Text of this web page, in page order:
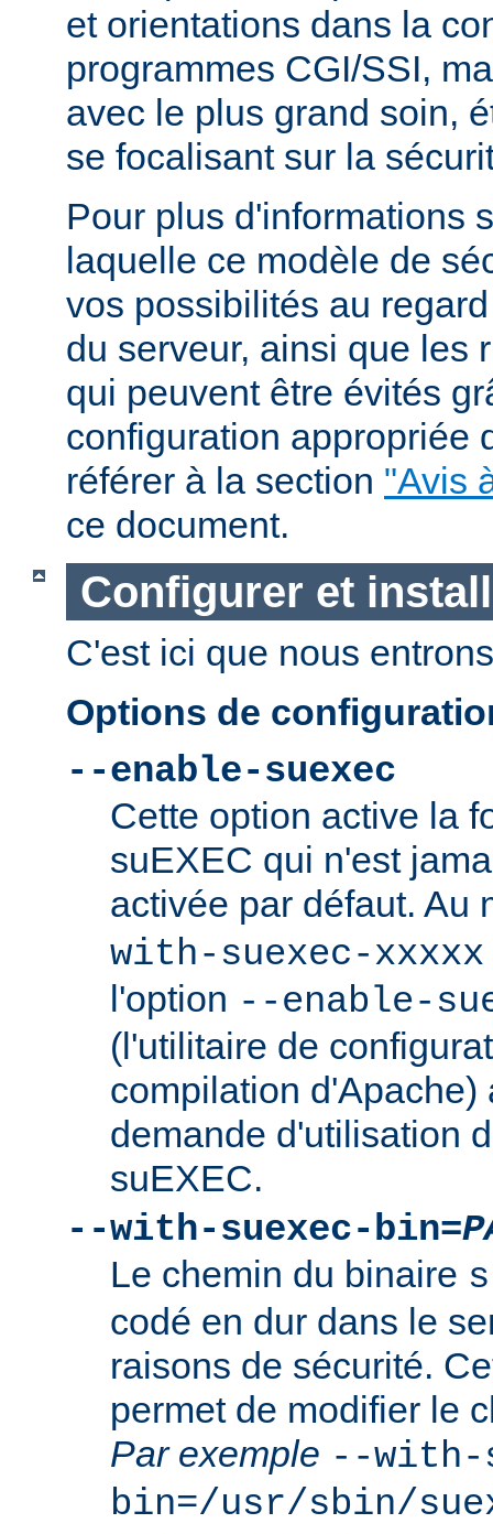
et orientations dans la
programmes CGI/SSI,
avec le plus grand soin,
se focalisant sur la
Pour plus d'informations
laquelle ce modèle de
vos possibilités au
du serveur, ainsi que les
qui peuvent être évités
configuration appropriée
référer à la section "Avis
ce document.
Configurer et
C'est ici que nous
Options de
--enable-suexec
Cette option active la
suEXEC qui n'est
activée par défaut. Au
with-suexec-xxxxx
l'option --enable-
(l'utilitaire de
compilation d'Apache)
demande d'utilisation
suEXEC.
--with-suexec-bin=
Le chemin du binaire
codé en dur dans le
raisons de sécurité.
permet de modifier le
Par exemple --with-
bin=/usr/sbin/